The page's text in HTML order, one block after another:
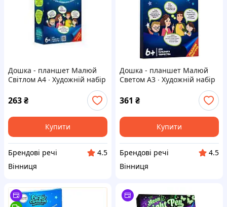
Дошка - планшет Малюй
Світлом A4 ∙ Художній набір
створення малюнків, що
світяться в темряві, 30*21
см
263₴
Купити
Брендові речі
4.5
Вінниця
Дошка - планшет Малюй
Светом A3 ∙ Художній набір
створення малюнків, що
світяться в темряві, 33*45
см
361 ₴
Купити
Брендові речі
4.5
Вінниця